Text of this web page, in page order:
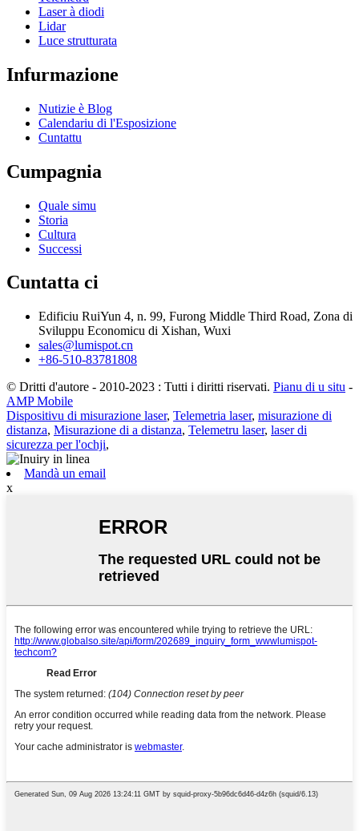
Laser à diodi
Lidar
Luce strutturata
Infurmazione
Nutizie è Blog
Calendariu di l'Esposizione
Cuntattu
Cumpagnia
Quale simu
Storia
Cultura
Successi
Cuntatta ci
Edificiu RuiYun 4, n. 99, Furong Middle Third Road, Zona di
Sviluppu Economicu di Xishan, Wuxi
sales@lumispot.cn
+86-510-83781808
© Dritti d'autore - 2010-2023 : Tutti i diritti riservati. Pianu di u situ -
AMP Mobile
Dispositivu di misurazione laser, Telemetria laser, misurazione di
distanza, Misurazione di a distanza, Telemetru laser, laser di
sicurezza per l'ochji,
Mandà un email
x